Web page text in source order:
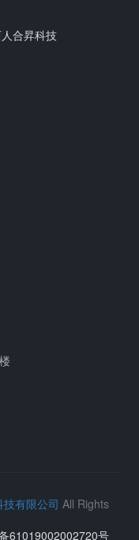
合昇科技
有限公司 All Rights
61019002002720号